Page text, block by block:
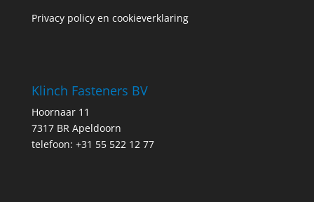
Privacy policy en cookieverklaring
Klinch Fasteners BV
Hoornaar 11
7317 BR Apeldoorn
telefoon: +31 55 522 12 77